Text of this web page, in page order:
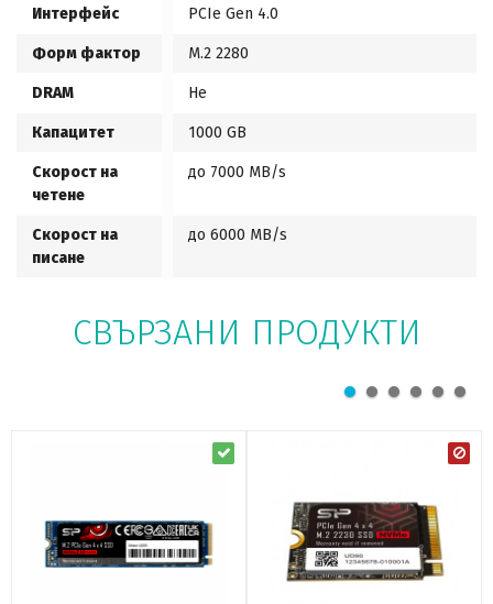
Интерфейс PCIe Gen 4.0
Форм фактор M.2 2280
DRAM Не
Капацитет 1000 GB
Скорост на
четене
до 7000 MB/s
Скорост на
писане
до 6000 MB/s
СВЪРЗАНИ ПРОДУКТИ